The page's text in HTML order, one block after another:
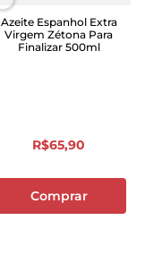
Azeite Espanhol Extra
Virgem Zétona Para
Finalizar 500ml
R$65,90
Comprar